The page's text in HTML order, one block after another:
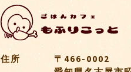
住所
〒466-0002